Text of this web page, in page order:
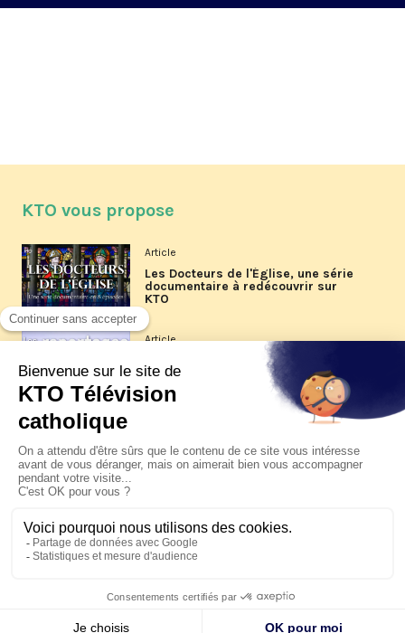
KTO vous propose
Article
Les Docteurs de l'Église, une série
documentaire à redécouvrir sur
KTO
Article
Les reportages d'été 2026 de KTO
La visite pastorale du pape Léon
XIV à Assise à suivre sur KTO le
jeudi 6 août
Le pape en Uruguay, Argentine et
Pérou du 6 au 17 novembre 2026